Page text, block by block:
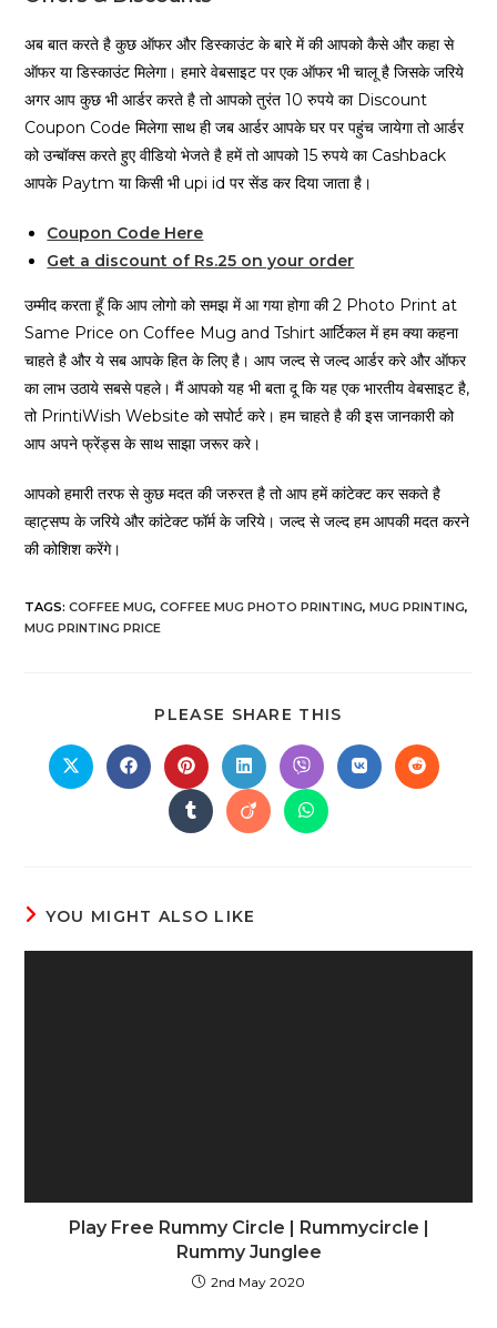
अब बात करते है कुछ ऑफर और डिस्काउंट के बारे में की आपको कैसे और कहा से
ऑफर या डिस्काउंट मिलेगा। हमारे वेबसाइट पर एक ऑफर भी चालू है जिसके जरिये
अगर आप कुछ भी आर्डर करते है तो आपको तुरंत 10 रुपये का Discount
Coupon Code मिलेगा साथ ही जब आर्डर आपके घर पर पहुंच जायेगा तो आर्डर
को उन्बॉक्स करते हुए वीडियो भेजते है हमें तो आपको 15 रुपये का Cashback
आपके Paytm या किसी भी upi id पर सेंड कर दिया जाता है।
Coupon Code Here
Get a discount of Rs.25 on your order
उम्मीद करता हूँ कि आप लोगो को समझ में आ गया होगा की 2 Photo Print at
Same Price on Coffee Mug and Tshirt आर्टिकल में हम क्या कहना
चाहते है और ये सब आपके हित के लिए है। आप जल्द से जल्द आर्डर करे और ऑफर
का लाभ उठाये सबसे पहले। मैं आपको यह भी बता दू कि यह एक भारतीय वेबसाइट है,
तो PrintiWish Website को सपोर्ट करे। हम चाहते है की इस जानकारी को
आप अपने फ्रेंड्स के साथ साझा जरूर करे।
आपको हमारी तरफ से कुछ मदत की जरुरत है तो आप हमें कांटेक्ट कर सकते है
व्हाट्सप्प के जरिये और कांटेक्ट फॉर्म के जरिये। जल्द से जल्द हम आपकी मदत करने
की कोशिश करेंगे।
TAGS:COFFEE MUG, COFFEE MUG PHOTO PRINTING, MUG PRINTING,
MUG PRINTING PRICE
PLEASE SHARE THIS
YOU MIGHT ALSO LIKE
Play Free Rummy Circle | Rummycircle |
Rummy Junglee
2nd May 2020